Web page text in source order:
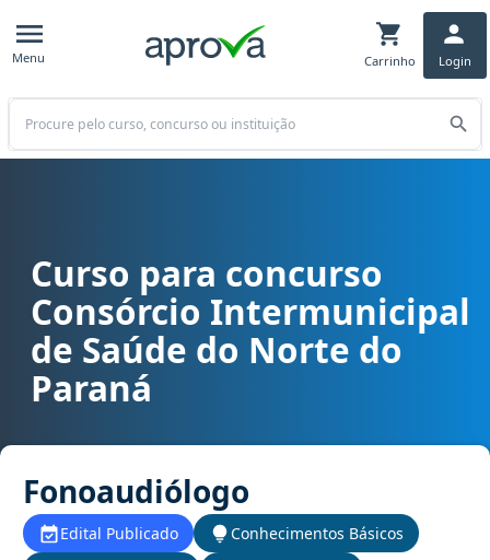
Menu Carrinho Login
Buscar
Curso para concurso CISNOP - Consórcio Intermunicipal de
Curso para concurso
Consórcio Intermunicipal
de Saúde do Norte do
Paraná
Fonoaudiólogo
Edital Publicado
Conhecimentos Básicos